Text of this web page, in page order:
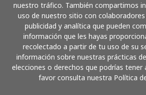
nuestro tráfico. También compartimos
uso de nuestro sitio con colaboradores
publicidad y analítica que pueden
información que les hayas
recolectado a partir de tu uso de su
información sobre nuestras prácticas
elecciones o derechos que podrías
favor consulta nuestra Política
Paga con